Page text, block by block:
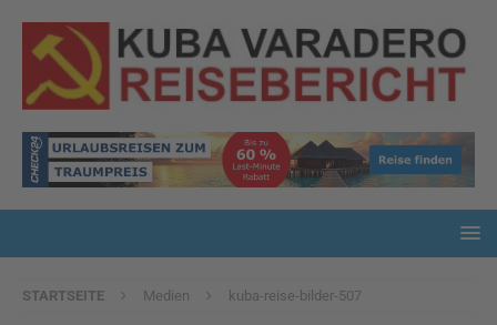
STARTSEITE Medien kuba-reise-bilder-507